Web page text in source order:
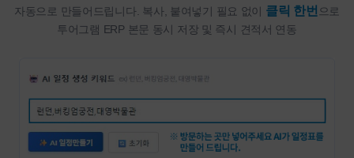
자동으로 만들어드립니다. 복사, 붙여넣기 필요 없이 클릭 한번 으로
투어그램 ERP 본문 동시 저장 및 즉시 견적서 연동